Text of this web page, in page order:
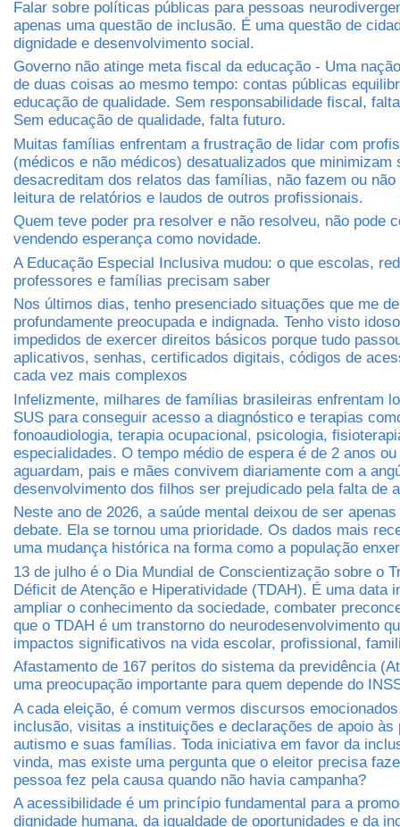
Falar sobre políticas públicas para pessoas
apenas uma questão de inclusão. É uma questão de
dignidade e desenvolvimento social.
Governo não atinge meta fiscal da educação - Uma
de duas coisas ao mesmo tempo: contas públicas
educação de qualidade. Sem responsabilidade fiscal,
Sem educação de qualidade, falta futuro.
Muitas famílias enfrentam a frustração de lidar com
(médicos e não médicos) desatualizados que minimizam
desacreditam dos relatos das famílias, não fazem ou
leitura de relatórios e laudos de outros profissionais.
Quem teve poder pra resolver e não resolveu, não pode
vendendo esperança como novidade.
A Educação Especial Inclusiva mudou: o que escolas,
professores e famílias precisam saber
Nos últimos dias, tenho presenciado situações que me
profundamente preocupada e indignada. Tenho visto
impedidos de exercer direitos básicos porque tudo
aplicativos, senhas, certificados digitais, códigos de
cada vez mais complexos
Infelizmente, milhares de famílias brasileiras enfrentam
SUS para conseguir acesso a diagnóstico e terapias
fonoaudiologia, terapia ocupacional, psicologia,
especialidades. O tempo médio de espera é de 2 anos
aguardam, pais e mães convivem diariamente com a
desenvolvimento dos filhos ser prejudicado pela falta de
Neste ano de 2026, a saúde mental deixou de ser
debate. Ela se tornou uma prioridade. Os dados mais
uma mudança histórica na forma como a população
13 de julho é o Dia Mundial de Conscientização sobre o
Déficit de Atenção e Hiperatividade (TDAH). É uma data
ampliar o conhecimento da sociedade, combater
que o TDAH é um transtorno do neurodesenvolvimento
impactos significativos na vida escolar, profissional,
Afastamento de 167 peritos do sistema da previdência
uma preocupação importante para quem depende do
A cada eleição, é comum vermos discursos
inclusão, visitas a instituições e declarações de apoio às
autismo e suas famílias. Toda iniciativa em favor da
vinda, mas existe uma pergunta que o eleitor precisa
pessoa fez pela causa quando não havia campanha?
A acessibilidade é um princípio fundamental para a
dignidade humana, da igualdade de oportunidades e da